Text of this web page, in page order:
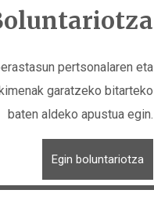
pertsonalaren eta
garatzeko bitarteko
baten aldeko apustua egin.
Egin boluntariotza